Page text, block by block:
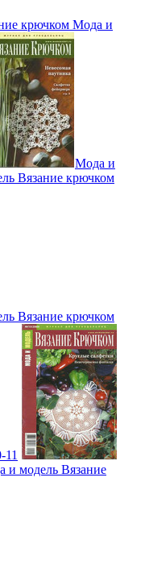
крючком Мода и
Мода и
Вязание крючком
Вязание крючком
и модель Вязание